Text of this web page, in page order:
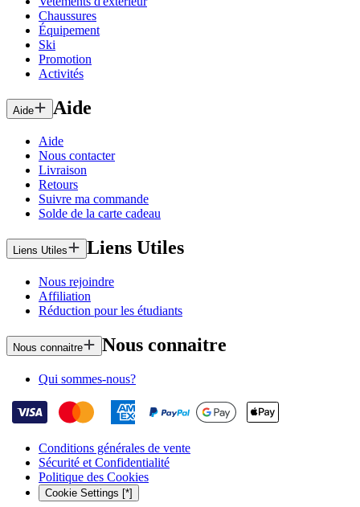
Chaussures
Équipement
Ski
Promotion
Activités
Aide Aide
Aide
Nous contacter
Livraison
Retours
Suivre ma commande
Solde de la carte cadeau
Liens Utiles Liens Utiles
Nous rejoindre
Affiliation
Réduction pour les étudiants
Nous connaitre Nous connaitre
Qui sommes-nous?
Conditions générales de vente
Sécurité et Confidentialité
Politique des Cookies
Cookie Settings [*]